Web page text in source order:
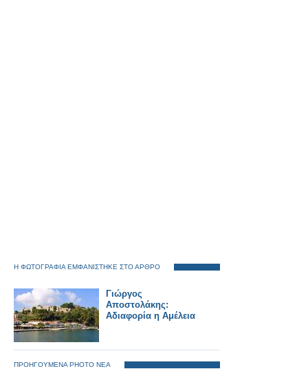
Η ΦΩΤΟΓΡΑΦΙΑ ΕΜΦΑΝΙΣΤΗΚΕ ΣΤΟ ΑΡΘΡΟ
Γιώργος
Αποστολάκης:
Αδιαφορία η Αμέλεια
ΠΡΟΗΓΟΥΜΕΝΑ PHOTO ΝΕΑ